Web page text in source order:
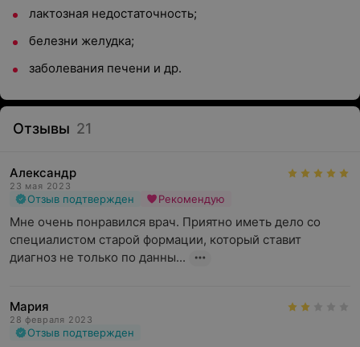
лактозная недостаточность;
белезни желудка;
заболевания печени и др.
Отзывы 21
Александр
23 мая 2023
Отзыв подтвержден Рекомендую
Мне очень понравился врач. Приятно иметь дело со
специалистом старой формации, который ставит
диагноз не только по данны...
Мария
28 февраля 2023
Отзыв подтвержден